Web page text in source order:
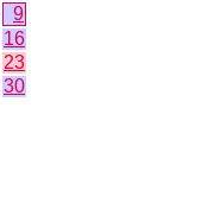
9
16
23
30